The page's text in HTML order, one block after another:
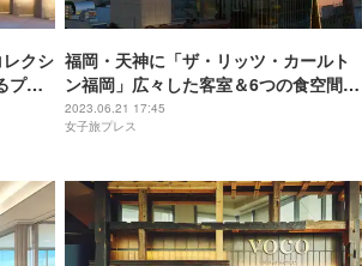
クシ
プー
福岡・天神に「ザ・リッツ・カールト
ン福岡」広々した客室＆6つの食空間備
えたラグジュアリーホテル
2023.06.21 17:45
女子旅プレス